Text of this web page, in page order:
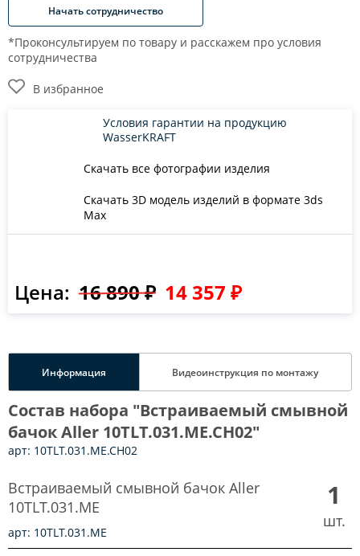
Начать сотрудничество
*Проконсультируем по товару и расскажем про условия
сотрудничества
В избранное
Скачать все фотографии изделия
Скачать 3D модель изделий в формате 3ds
Max
Условия гарантии на продукцию
WasserKRAFT
Цена: 16 890 ₽ 14 357 ₽
Информация Видеоинструкция по монтажу
Состав набора "Встраиваемый смывной
бачок Aller 10TLT.031.ME.CH02"
арт: 10TLT.031.ME.CH02
Встраиваемый смывной бачок Aller
10TLT.031.ME
арт: 10TLT.031.ME
1
шт.